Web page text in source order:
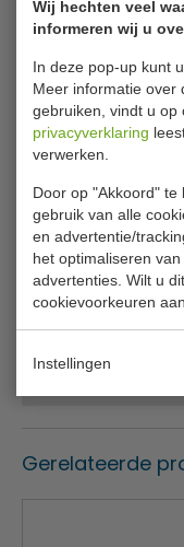
Wij hechten veel
informeren wij u
In deze pop-up kunt
Meer informatie over
gebruiken, vindt u op
privacyverklaring
verwerken.
Door op "Akkoord"
gebruik van alle
en advertentie/
het optimaliseren
advertenties. Wilt u
cookievoorkeuren
Instellingen
Grote capaciteit
ideaal zijn voor
geschikt voor
Met schuifdeuren
Verstelbare plank
In hoogte
Specificaties
Artikel
B x D x H
Gerelateerde